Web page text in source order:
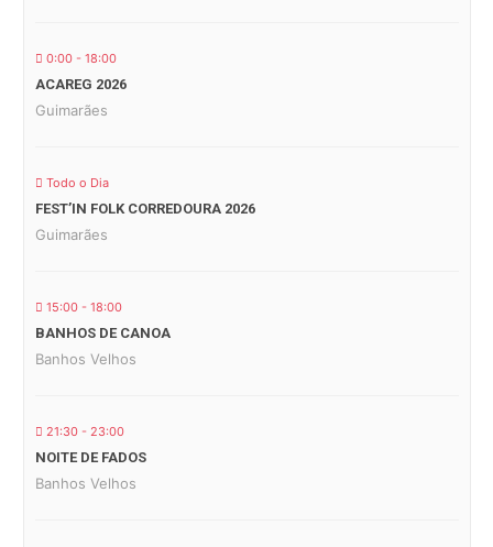
0:00 - 18:00
ACAREG 2026
Guimarães
Todo o Dia
FEST’IN FOLK CORREDOURA 2026
Guimarães
15:00 - 18:00
BANHOS DE CANOA
Banhos Velhos
21:30 - 23:00
NOITE DE FADOS
Banhos Velhos